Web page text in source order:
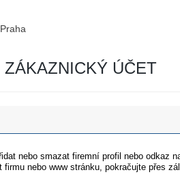
ZÁKAZNICKÝ ÚČET
nebo smazat firemní profil nebo odkaz
firmu nebo www stránku, pokračujte přes